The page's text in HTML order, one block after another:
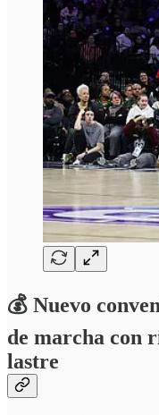
💰 Nuevo
de marcha con
lastre